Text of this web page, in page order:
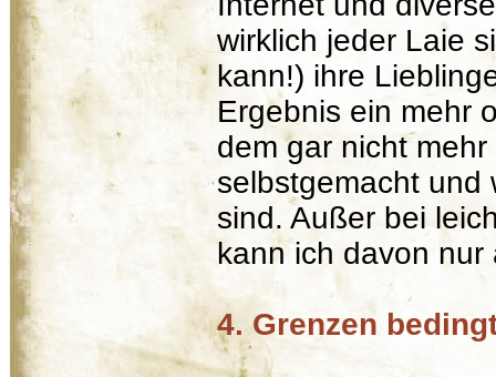
wirklich jeder Laie
kann!) ihre
Ergebnis ein mehr
dem gar nicht
selbstgemacht und
sind. Außer bei
kann ich davon nur
4. Grenzen